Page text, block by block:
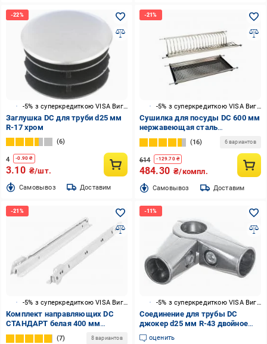
-5% з суперкредиткою VISA Вигода
Заглушка DC для труби d25 мм
R-17 хром
6
4 -0.90 ₴
3.10 ₴/шт.
Cамовывоз Доставим
Сушилка для посуды DC 600 мм
нержавеющая сталь
ПРЕМИУМЛАЙН
16 6 вариантов
614 -129.70₴
484.30 ₴/компл.
Cамовывоз Доставим
-5% з суперкредиткою VISA Вигода
Комплект направляющих DC
СТАНДАРТ белая 400 мм
толщина 1 мм
7 8 вариантов
Соединение для трубы DC
джокер d25 мм R-43 двойное
угловое
оценить